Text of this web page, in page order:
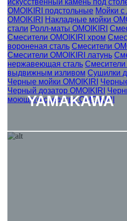
искусственный камень под
OMOIKIRI подстольные Мойки с
OMOIKIRI
Накладные мойки
стали Ролл-маты OMOIKIRI
Смесители OMOIKIRI хром
вороненая сталь Смесители
Смесители OMOIKIRI латунь
нержавеющая сталь Смесители
выдвижным изливом Сушилки
Черные мойки OMOIKIRI
Черный дозатор OMOIKIRI
моющего средства OMOIKIRI
YAMAKAWA